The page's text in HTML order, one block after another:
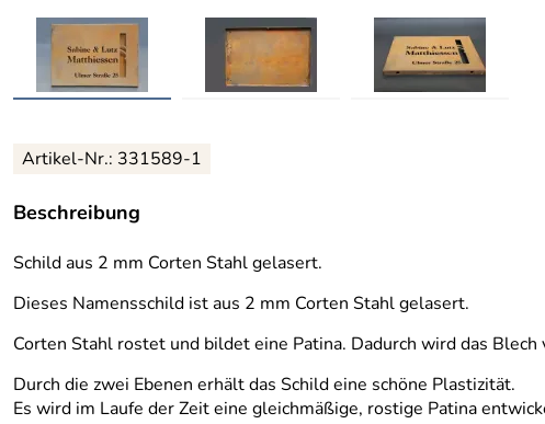
Artikel-Nr.: 331589-1
Beschreibung
Schild aus 2 mm Corten Stahl gelasert.
Dieses Namensschild ist aus 2 mm Corten Stahl gelasert.
Corten Stahl rostet und bildet eine Patina. Dadurch wird das
Durch die zwei Ebenen erhält das Schild eine schöne Plastizität.
Es wird im Laufe der Zeit eine gleichmäßige, rostige Patina